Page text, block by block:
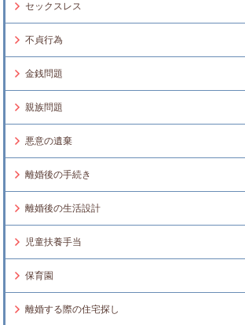
セックスレス
不貞行為
金銭問題
親族問題
悪意の遺棄
離婚後の手続き
離婚後の生活設計
児童扶養手当
保育園
離婚する際の住宅探し